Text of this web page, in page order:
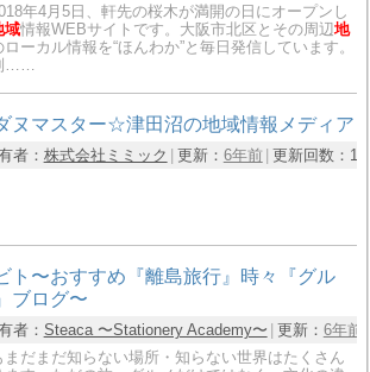
年4月5日、軒先の桜木が満開の日にオープンし
域情報WEBサイトです。大阪市北区とその周辺地
ローカル情報を“ほんわか”と毎日発信しています。
……
ヌマスター☆津田沼の地域情報メディア
者： 株式会社ミミック 更新： 6年前 更新回数： 10
ト〜おすすめ『離島旅行』時々『グル
ブログ〜
者： Steaca 〜Stationery Academy〜 更新： 6年前
だまだ知らない場所・知らない世界はたくさん